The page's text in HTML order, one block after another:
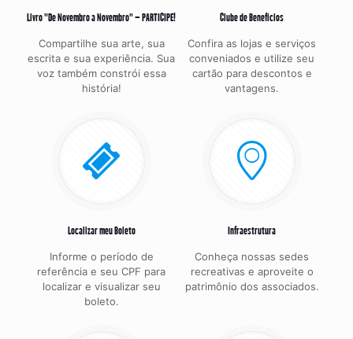
Livro "De Novembro a Novembro" – PARTICIPE!
Compartilhe sua arte, sua
escrita e sua experiência. Sua
voz também constrói essa
história!
Clube de Benefícios
Confira as lojas e serviços
conveniados e utilize seu
cartão para descontos e
vantagens.
Localizar meu Boleto
Informe o período de
referência e seu CPF para
localizar e visualizar seu
boleto.
Infraestrutura
Conheça nossas sedes
recreativas e aproveite o
patrimônio dos associados.